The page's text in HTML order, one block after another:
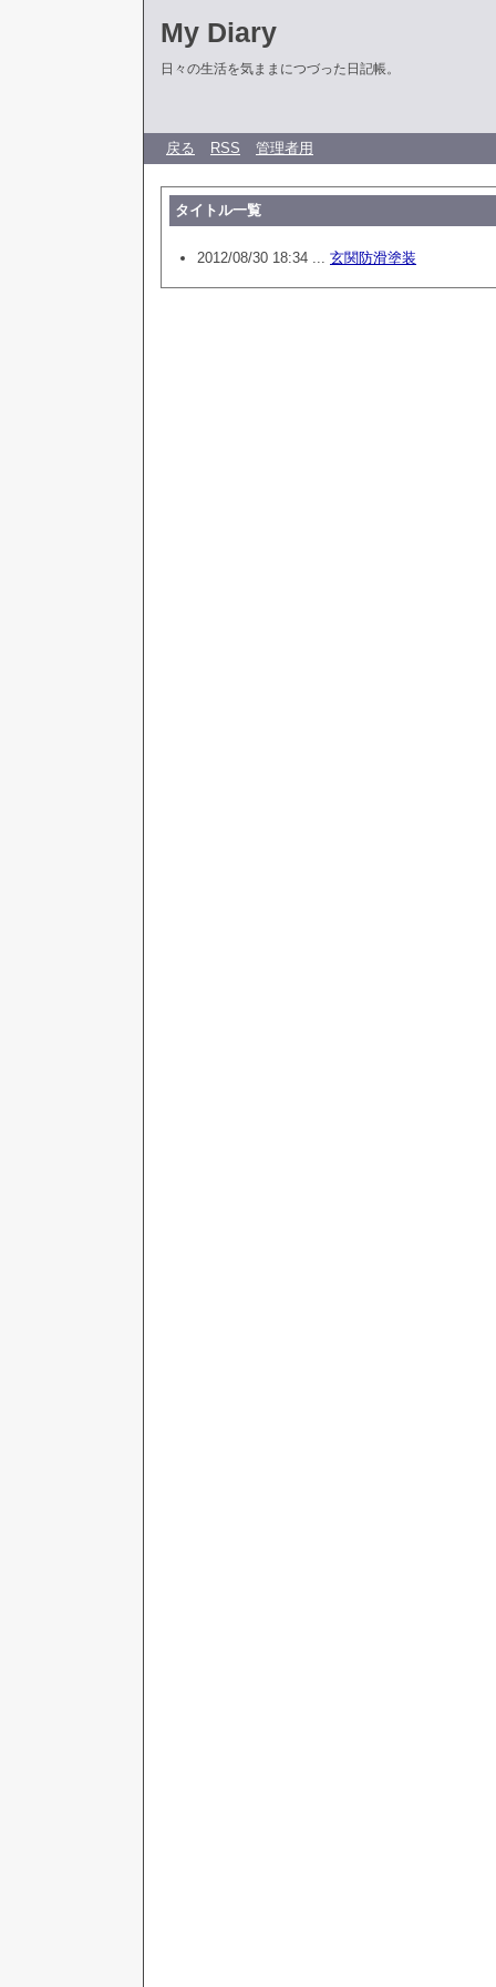
My Diary
日々の生活を気ままにつづった日記帳。
戻る RSS 管理者用
タイトル一覧
2012/08/30 18:34 ... 玄関防滑塗装